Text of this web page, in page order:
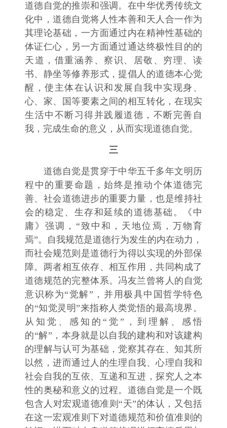
道德自觉的推崇和强调。在中华优秀传统文
化中，道德自觉将人性本善和天人合一作为
其理论基础，一方面通过内在精神性基础的
体证仁心，另一方面通过通达终极性目的的
天道，借重涵养、察识、居敬、穷理、读
书、静坐等修养形式，提倡人的道德本心觉
醒，使主体在认识和发展自我中实现身、
心、家、国等要素之间的相互转化，在现实
生活中不断习得并践履道德，不断完善自
我，完成生命的意义，从而实现道德自觉。
三
道德自觉是贯穿于中华五千多年文明历
程中的重要命题，始终是推动个体道德完
善、社会道德进步的重要力量，也是维持社
会的稳定、生存和延续的道德基础。《中
庸》强调，“致中和，天地位焉，万物育
焉”。自我规范是道德行为发生的内在动力，
而社会规范则是道德行为得以实现的外部保
障。两者相互依存、相互作用，共同构成了
道德规范的完整体系。冯友兰曾将人的自觉
意识称为“觉解”，并用极具中国哲学特色
的“知觉灵明”来指称人类觉悟的最高境界。
从知觉、感知的“觉”，到理解、感悟
的“解”，本身就是以自我的建构和对该建构
的理解与认可为基础，觉察其存在、知其所
以然，进而通过人的生理自我、心理自我和
社会自我的互依、互递和互进，探究人之本
性的奥秘和意义的过程。道德自觉是一个既
包含人对宏观道德准则“天”的体认，又包括
在这一宏观准则下对道德规范和价值准则的